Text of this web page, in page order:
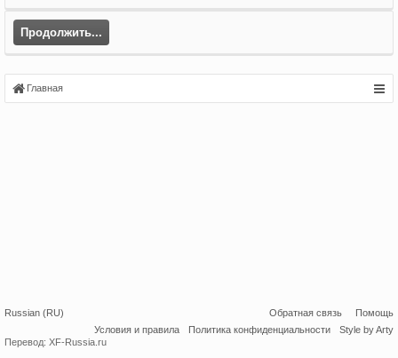
Продолжить...
Главная
Russian (RU) Обратная связь
Помощь
Условия и правила
Политика конфиденциальности
Style by Arty
Перевод: XF-Russia.ru